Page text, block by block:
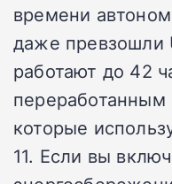
времени
даже превзошли
работают до 42
переработанным
которые
11. Если вы